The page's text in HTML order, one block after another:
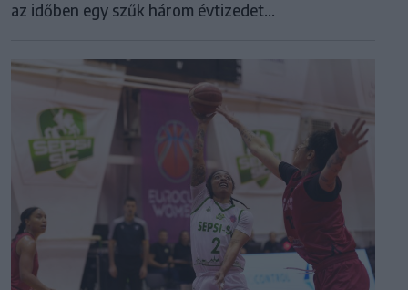
az időben egy szűk három évtizedet...